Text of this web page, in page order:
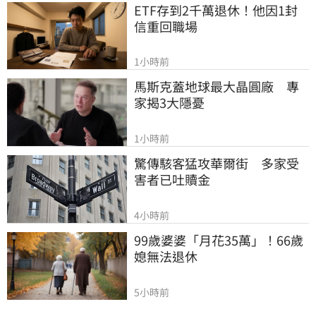
ETF存到2千萬退休！他因1封
信重回職場
1小時前
馬斯克蓋地球最大晶圓廠　專
家揭3大隱憂
1小時前
驚傳駭客猛攻華爾街　多家受
害者已吐贖金
4小時前
99歲婆婆「月花35萬」！66歲
媳無法退休
5小時前